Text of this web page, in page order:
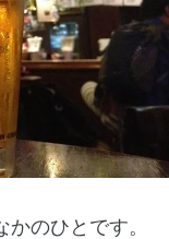
のひとです。